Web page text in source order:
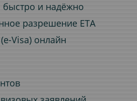
и надёжно
разрешение ETA
Visa) онлайн